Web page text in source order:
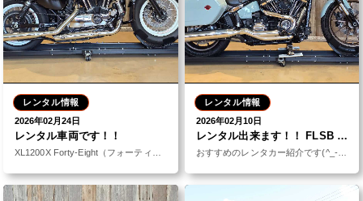
レンタル情報
2026年02月24日
レンタル車両です！！
レンタル情報
2026年02月10日
レンタル出来ます！！ FLSB スポーツグライド（クラブスタイルカスタム）
おすすめのレンタカー紹介です(^_-)沖縄の青空とコバルトブルーの海に映えるアーバンカーキオールペイ